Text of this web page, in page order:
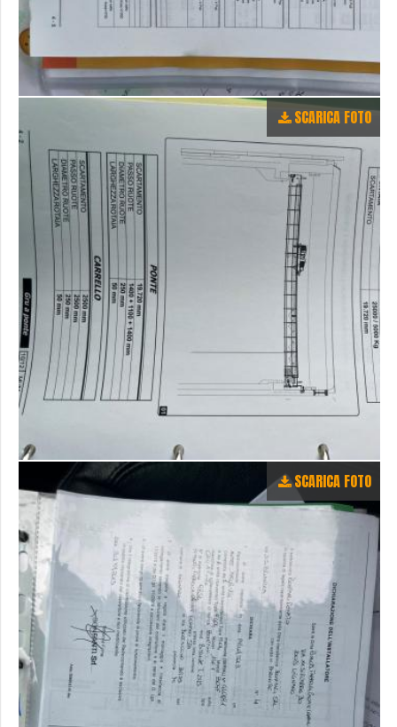
SCARICA FOTO
SCARICA FOTO